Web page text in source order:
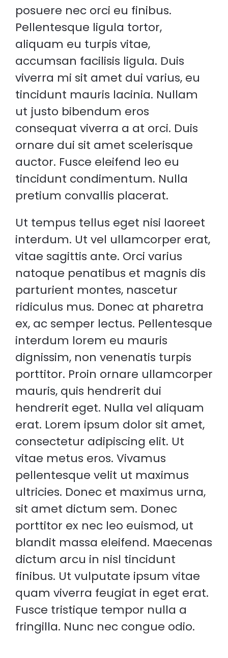
posuere nec orci eu finibus.
Pellentesque ligula tortor,
aliquam eu turpis vitae,
accumsan facilisis ligula. Duis
viverra mi sit amet dui varius, eu
tincidunt mauris lacinia. Nullam
ut justo bibendum eros
consequat viverra a at orci. Duis
ornare dui sit amet scelerisque
auctor. Fusce eleifend leo eu
tincidunt condimentum. Nulla
pretium convallis placerat.
Ut tempus tellus eget nisi laoreet
interdum. Ut vel ullamcorper erat,
vitae sagittis ante. Orci varius
natoque penatibus et magnis dis
parturient montes, nascetur
ridiculus mus. Donec at pharetra
ex, ac semper lectus. Pellentesque
interdum lorem eu mauris
dignissim, non venenatis turpis
porttitor. Proin ornare ullamcorper
mauris, quis hendrerit dui
hendrerit eget. Nulla vel aliquam
erat. Lorem ipsum dolor sit amet,
consectetur adipiscing elit. Ut
vitae metus eros. Vivamus
pellentesque velit ut maximus
ultricies. Donec et maximus urna,
sit amet dictum sem. Donec
porttitor ex nec leo euismod, ut
blandit massa eleifend. Maecenas
dictum arcu in nisl tincidunt
finibus. Ut vulputate ipsum vitae
quam viverra feugiat in eget erat.
Fusce tristique tempor nulla a
fringilla. Nunc nec congue odio.